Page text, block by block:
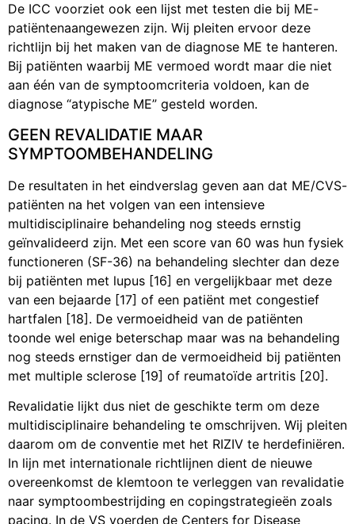
De ICC voorziet ook een lijst met testen die bij ME-
patiëntenaangewezen zijn. Wij pleiten ervoor deze
richtlijn bij het maken van de diagnose ME te hanteren.
Bij patiënten waarbij ME vermoed wordt maar die niet
aan één van de symptoomcriteria voldoen, kan de
diagnose “atypische ME” gesteld worden.
GEEN REVALIDATIE MAAR
SYMPTOOMBEHANDELING
De resultaten in het eindverslag geven aan dat ME/CVS-
patiënten na het volgen van een intensieve
multidisciplinaire behandeling nog steeds ernstig
geïnvalideerd zijn. Met een score van 60 was hun fysiek
functioneren (SF-36) na behandeling slechter dan deze
bij patiënten met lupus [16] en vergelijkbaar met deze
van een bejaarde [17] of een patiënt met congestief
hartfalen [18]. De vermoeidheid van de patiënten
toonde wel enige beterschap maar was na behandeling
nog steeds ernstiger dan de vermoeidheid bij patiënten
met multiple sclerose [19] of reumatoïde artritis [20].
Revalidatie lijkt dus niet de geschikte term om deze
multidisciplinaire behandeling te omschrijven. Wij pleiten
daarom om de conventie met het RIZIV te herdefiniëren.
In lijn met internationale richtlijnen dient de nieuwe
overeenkomst de klemtoon te verleggen van revalidatie
naar symptoombestrijding en copingstrategieën zoals
pacing. In de VS voerden de Centers for Disease